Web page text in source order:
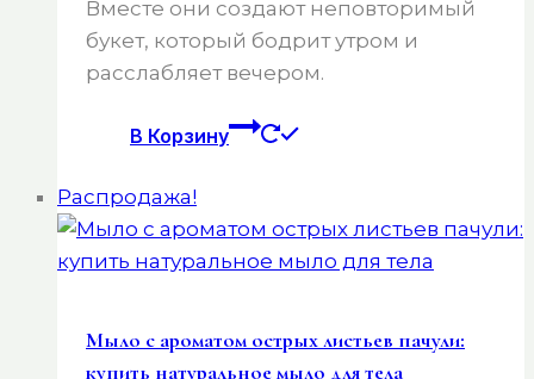
Вместе они создают неповторимый
букет, который бодрит утром и
расслабляет вечером.
В Корзину
Распродажа!
Мыло с ароматом острых листьев пачули:
купить натуральное мыло для тела